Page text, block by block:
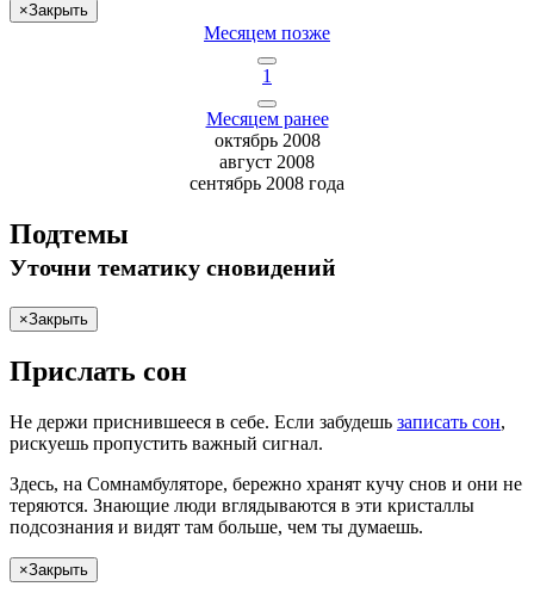
×Закрыть
Месяцем позже
1
Месяцем ранее
октябрь 2008
август 2008
сентябрь 2008 года
Подтемы
Уточни тематику сновидений
×Закрыть
Прислать сон
Не держи приснившееся в себе. Если забудешь записать сон,
рискуешь пропустить важный сигнал.
Здесь, на Сомнамбуляторе, бережно хранят кучу снов и они не
теряются. Знающие люди вглядываются в эти кристаллы
подсознания и видят там больше, чем ты думаешь.
×Закрыть